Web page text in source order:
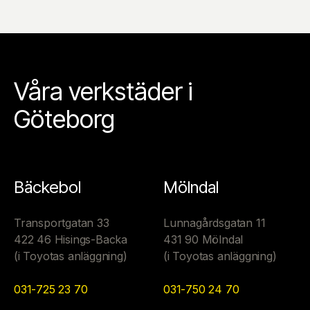
Våra verkstäder i
Göteborg
Bäckebol
Transportgatan 33
422 46 Hisings-Backa
(i Toyotas anläggning)
031-725 23 70
Mölndal
Lunnagårdsgatan 11
431 90 Mölndal
(i Toyotas anläggning)
031-750 24 70